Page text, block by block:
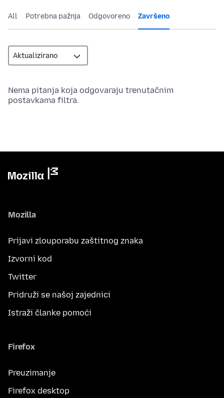
All Potrebna pažnja Odgovoreno Završeno
Nema pitanja koja odgovaraju trenutačnim
postavkama filtra.
Mozilla
Prijavi zlouporabu zaštitnog znaka
Izvorni kod
Twitter
Pridruži se našoj zajednici
Istraži članke pomoći
Firefox
Preuzimanje
Firefox desktop